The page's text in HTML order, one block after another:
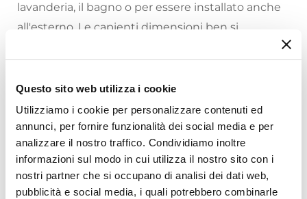
Questo sito web utilizza i cookie
Utilizziamo i cookie per personalizzare contenuti ed
annunci, per fornire funzionalità dei social media e per
analizzare il nostro traffico. Condividiamo inoltre
informazioni sul modo in cui utilizza il nostro sito con i
nostri partner che si occupano di analisi dei dati web,
pubblicità e social media, i quali potrebbero combinarle
lavanderia, il bagno o per essere installato anche
all'esterno. Le capienti dimensioni ben si
diverse esigenze e spazi della casa.
Un pratico lavatoio opilozzo a pareteutile per
ogni esigenza nella zona lavanderia.
Non rinunciare al comfort nella tua zona